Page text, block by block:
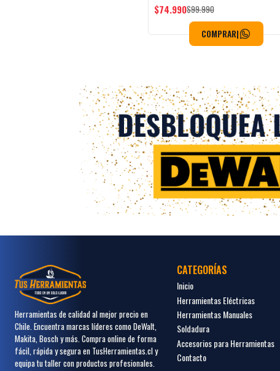
$74.990$99.990
COMPRAR|
Herramientas de calidad al mejor precio en
Chile. Encuentra marcas líderes como DeWalt,
Makita, Bosch y más. Compra online de forma
fácil, rápida y segura en TusHerramientas.cl y
equipa tu taller con productos profesionales.
CATEGORÍAS
Inicio
Herramientas Eléctricas
Herramientas Manuales
Soldadura
Accesorios para Herramientas
Contacto